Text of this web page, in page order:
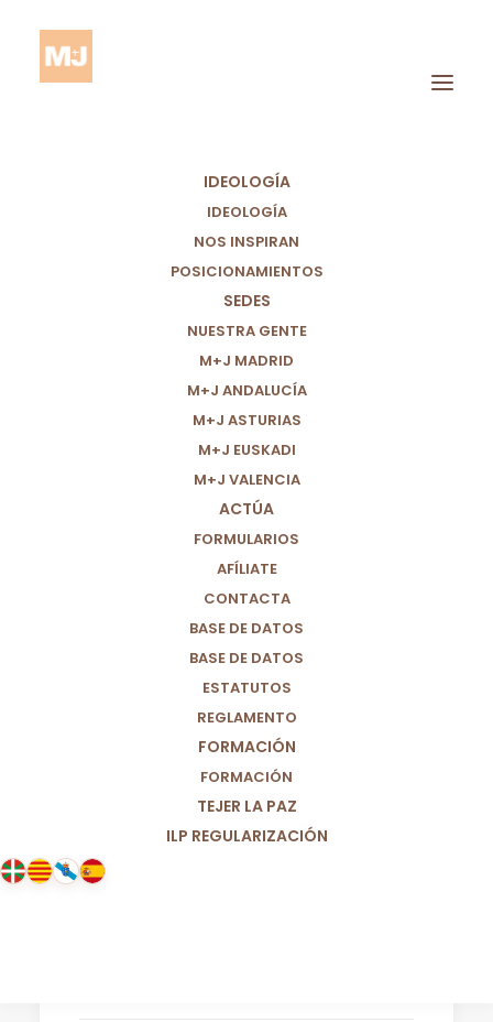
IDEOLOGÍA
IDEOLOGÍA
NOS INSPIRAN
POSICIONAMIENTOS
SEDES
NUESTRA GENTE
M+J MADRID
M+J ANDALUCÍA
M+J ASTURIAS
M+J EUSKADI
M+J VALENCIA
ACTÚA
FORMULARIOS
AFÍLIATE
CONTACTA
BASE DE DATOS
BASE DE DATOS
ESTATUTOS
REGLAMENTO
FORMACIÓN
FORMACIÓN
TEJER LA PAZ
ILP REGULARIZACIÓN
M+J